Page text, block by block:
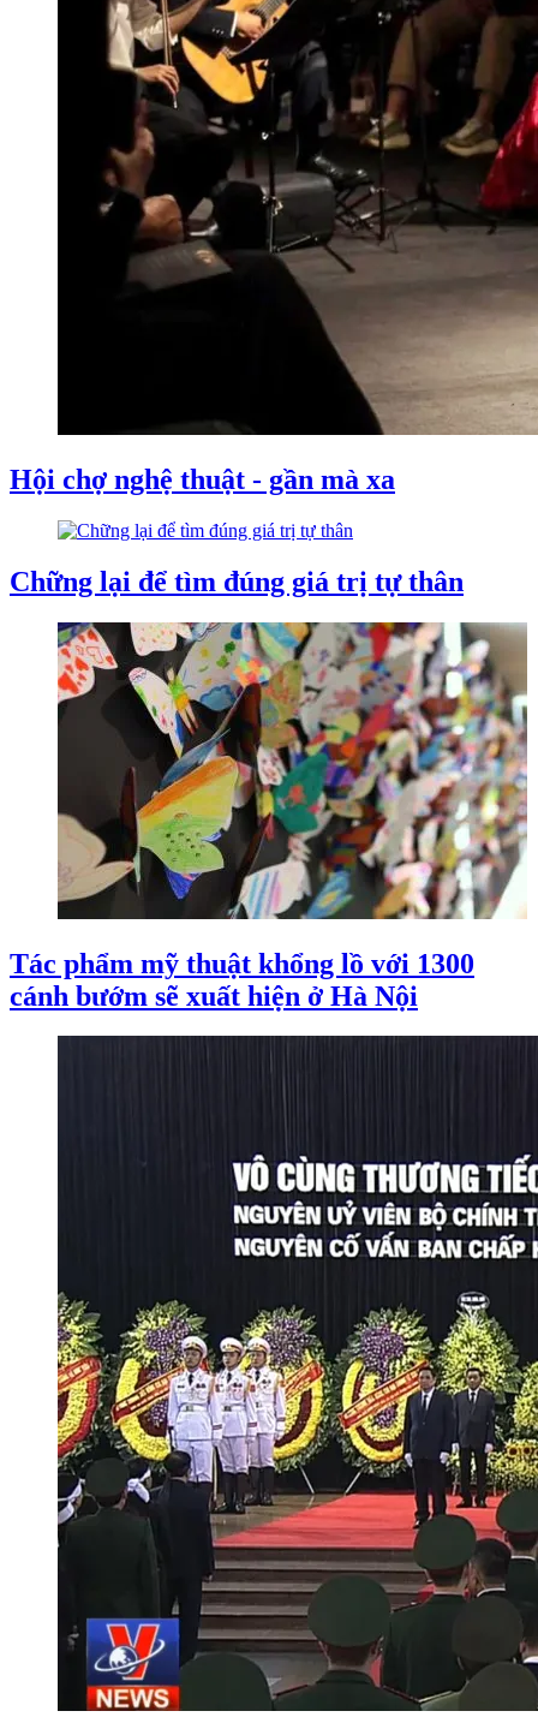
Hội chợ nghệ thuật - gần mà xa
Chững lại để tìm đúng giá trị tự thân
Tác phẩm mỹ thuật khổng lồ với 1300
cánh bướm sẽ xuất hiện ở Hà Nội